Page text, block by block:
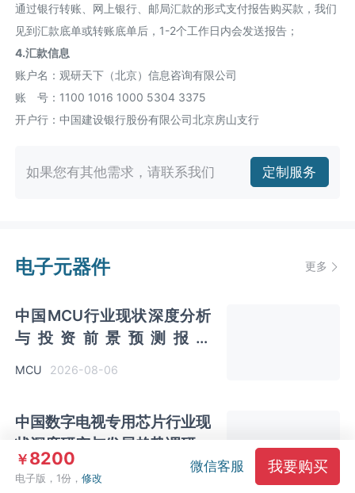
通过银行转账、网上银行、邮局汇款的形式支付报告购买款，我们
见到汇款底单或转账底单后，1-2个工作日内会发送报告；
4.汇款信息
账户名：观研天下（北京）信息咨询有限公司
账 号：1100 1016 1000 5304 3375
开户行：中国建设银行股份有限公司北京房山支行
如果您有其他需求，请联系我们 定制服务
电子元器件 更多
中国MCU行业现状深度分析
与投资前景预测报告
MCU 2026-08-06
中国数字电视专用芯片行业现
状深度研究与发展趋势调研报
告（2026-2033年）
数字电视专用芯片
￥8200
电子版，1份，修改
微信客服 我要购买